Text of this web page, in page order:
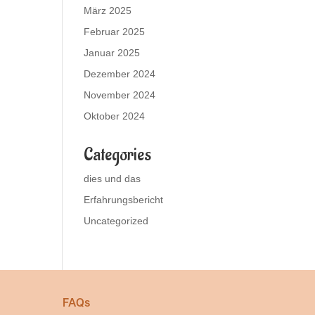
März 2025
Februar 2025
Januar 2025
Dezember 2024
November 2024
Oktober 2024
Categories
dies und das
Erfahrungsbericht
Uncategorized
FAQs